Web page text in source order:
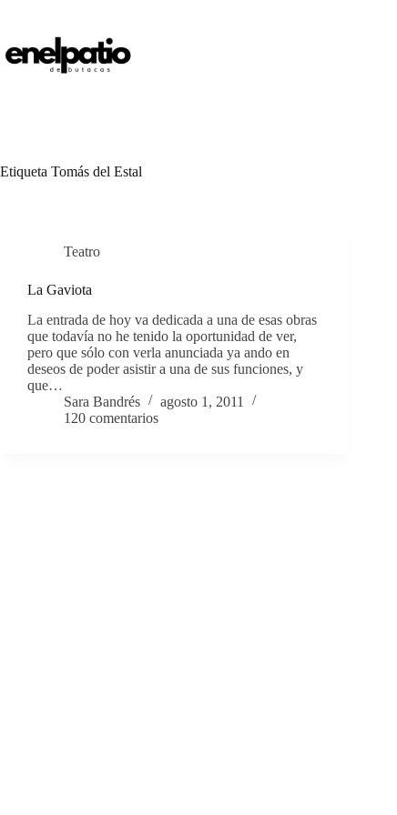
contenido
Etiqueta Tomás del Estal
Teatro
La Gaviota
La entrada de hoy va dedicada a una de esas obras
que todavía no he tenido la oportunidad de ver,
pero que sólo con verla anunciada ya ando en
deseos de poder asistir a una de sus funciones, y
que…
Sara Bandrés
agosto 1, 2011
120 comentarios